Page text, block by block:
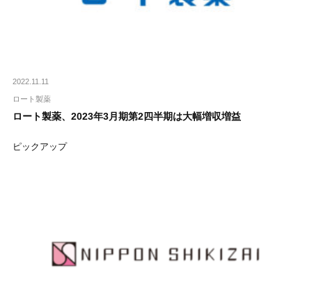
2022.11.11
ロート製薬
ロート製薬、2023年3月期第2四半期は大幅増収増益
ピックアップ